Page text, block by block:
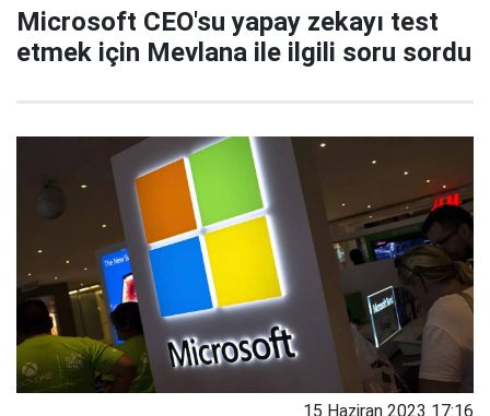
Microsoft CEO'su yapay zekayı test
etmek için Mevlana ile ilgili soru sordu
15 Haziran 2023 17:16